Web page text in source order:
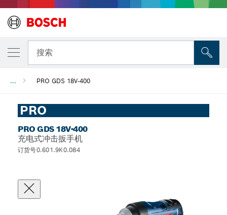
搜索
... PRO GDS 18V-400
PRO
PRO GDS 18V-400
充电式冲击扳手机
订货号0.601.9K0.084